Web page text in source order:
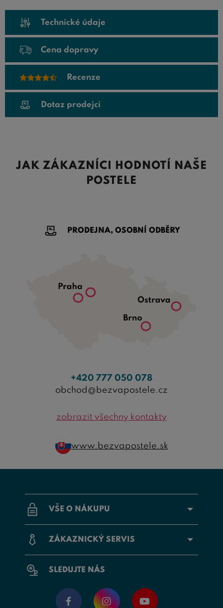
Technické údaje
Cena dopravy
Recenze
Dotaz prodejci
JAK ZÁKAZNÍCI HODNOTÍ NAŠE
POSTELE
VŠE O NÁKUPU
ZÁKAZNICKÝ SERVIS
SLEDUJTE NÁS
PRODEJNA, OSOBNÍ ODBĚRY
+420 777 050 078
obchod@bezvapostele.cz
zobrazit všechny kontakty
www.bezvapostele.sk